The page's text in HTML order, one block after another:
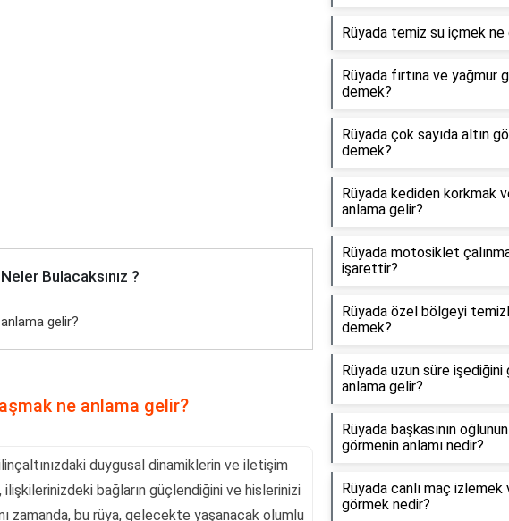
Bulacaksınız ?
gelir?
ne anlama gelir?
duygusal dinamiklerin ve iletişim
ilişkilerinizdeki bağların güçlendiğini ve hislerinizi
zamanda, bu rüya, gelecekte yaşanacak olumlu
Rüyada temiz su içmek ne
Rüyada fırtına ve yağmur
demek?
Rüyada çok sayıda altın
demek?
Rüyada kediden korkmak
anlama gelir?
Rüyada motosiklet
işarettir?
Rüyada özel bölgeyi
demek?
Rüyada uzun süre
anlama gelir?
Rüyada başkasının
görmenin anlamı nedir?
Rüyada canlı maç
görmek nedir?